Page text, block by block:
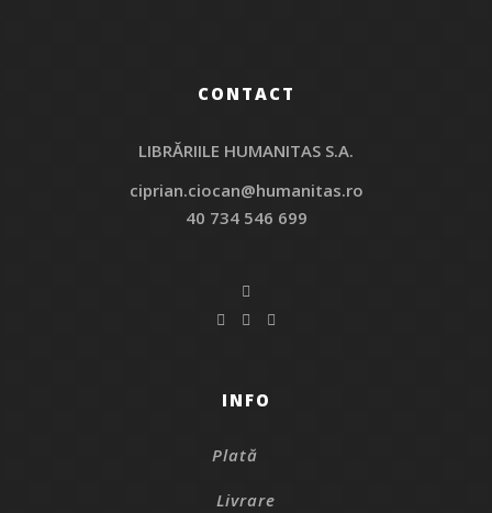
CONTACT
LIBRĂRIILE HUMANITAS S.A.
ciprian.ciocan@humanitas.ro
40 734 546 699
INFO
Plată
Livrare